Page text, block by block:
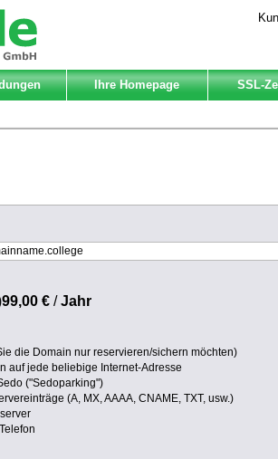
Ihre Homepage SSL-
99,00 € /Jahr
die Domain nur reservieren/sichern möchten)
auf jede beliebige Internet-Adresse
("Sedoparking")
(A, MX, AAAA, CNAME, TXT, usw.)